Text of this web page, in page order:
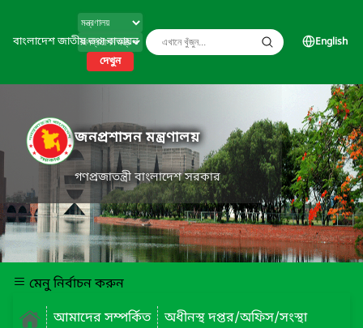
বাংলাদেশ জাতীয় তথ্য বাতায়ন
দেখুন
English
জনপ্রশাসন মন্ত্রণালয়
গণপ্রজাতন্ত্রী বাংলাদেশ সরকার
মেনু নির্বাচন করুন
আমাদের সম্পর্কিত
অধীনস্থ দপ্তর/অফিস/সংস্থা